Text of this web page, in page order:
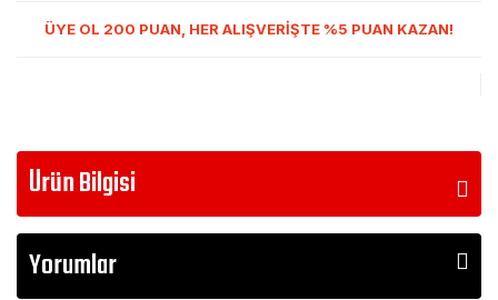
ÜYE OL 200 PUAN, HER ALIŞVERİŞTE %5 PUAN KAZAN!
Ürün Bilgisi
Yorumlar